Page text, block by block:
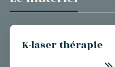
K-laser thérapie